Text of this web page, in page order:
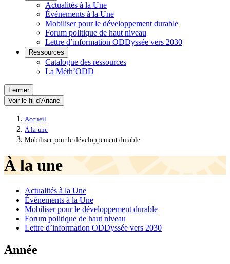
Actualités à la Une
Événements à la Une
Mobiliser pour le développement durable
Forum politique de haut niveau
Lettre d’information ODDyssée vers 2030
Ressources
Catalogue des ressources
La Méth’ODD
Fermer
Voir le fil d’Ariane
Accueil
À la une
Mobiliser pour le développement durable
À la une
Actualités à la Une
Événements à la Une
Mobiliser pour le développement durable
Forum politique de haut niveau
Lettre d’information ODDyssée vers 2030
Année